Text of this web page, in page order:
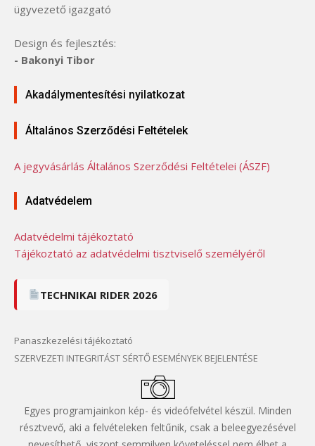
ügyvezető igazgató
Design és fejlesztés:
- Bakonyi Tibor
Akadálymentesítési nyilatkozat
Általános Szerződési Feltételek
A jegyvásárlás Általános Szerződési Feltételei (ÁSZF)
Adatvédelem
Adatvédelmi tájékoztató
Tájékoztató az adatvédelmi tisztviselő személyéről
TECHNIKAI RIDER 2026
Panaszkezelési tájékoztató
SZERVEZETI INTEGRITÁST SÉRTŐ ESEMÉNYEK BEJELENTÉSE
Egyes programjainkon kép- és videófelvétel készül. Minden
résztvevő, aki a felvételeken feltűnik, csak a beleegyezésével